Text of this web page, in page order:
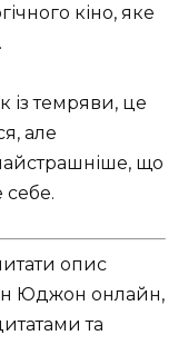
кіно, яке
із темряви, це
але
що
опис
Юджон онлайн,
та